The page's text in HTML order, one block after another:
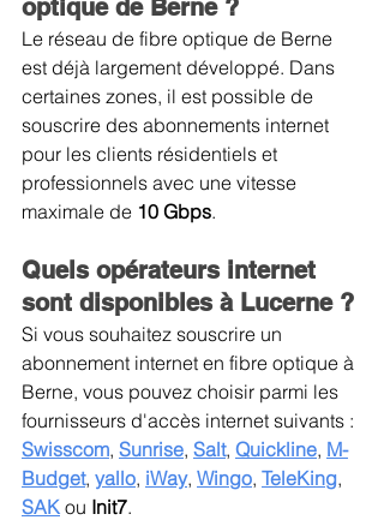
optique de Berne ?
Le réseau de fibre optique de Berne
est déjà largement développé. Dans
certaines zones, il est possible de
souscrire des abonnements internet
pour les clients résidentiels et
professionnels avec une vitesse
maximale de 10 Gbps.
Quels opérateurs internet
sont disponibles à Lucerne ?
Si vous souhaitez souscrire un
abonnement internet en fibre optique à
Berne, vous pouvez choisir parmi les
fournisseurs d'accès internet suivants :
Swisscom, Sunrise, Salt, Quickline, M-
Budget, yallo, iWay, Wingo, TeleKing,
SAK ou Init7.